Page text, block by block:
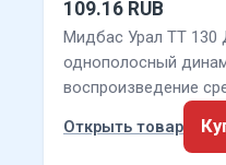
109.16 RUB
Мидбас Урал ТТ 130
однополосный
воспроизведение
Открыть товар